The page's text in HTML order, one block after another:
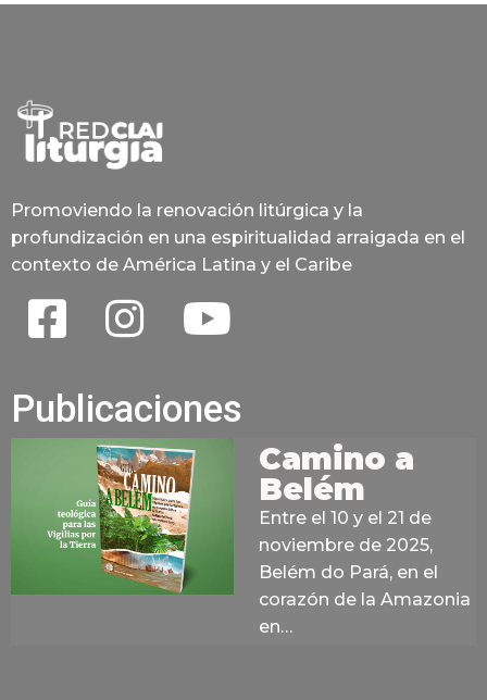
Promoviendo la renovación litúrgica y la
profundización en una espiritualidad arraigada en el
contexto de América Latina y el Caribe
Publicaciones
Camino a
Belém
Entre el 10 y el 21 de
noviembre de 2025,
Belém do Pará, en el
corazón de la Amazonia
en…